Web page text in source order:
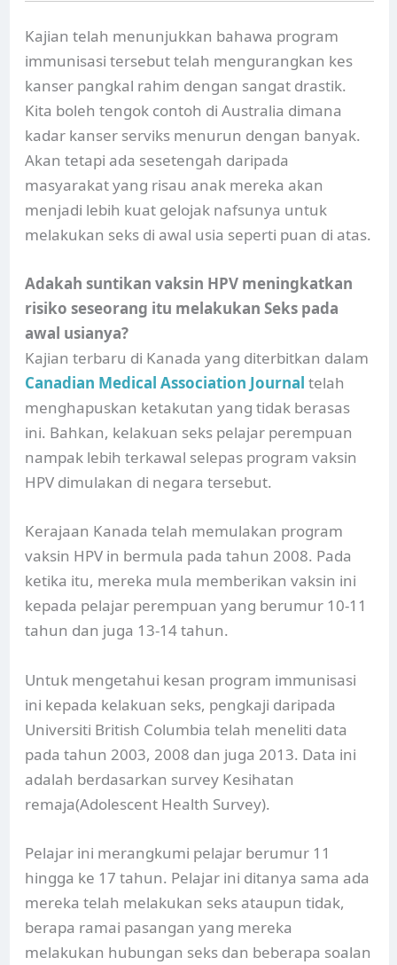
Kajian telah menunjukkan bahawa program
immunisasi tersebut telah mengurangkan kes
kanser pangkal rahim dengan sangat drastik.
Kita boleh tengok contoh di Australia dimana
kadar kanser serviks menurun dengan banyak.
Akan tetapi ada sesetengah daripada
masyarakat yang risau anak mereka akan
menjadi lebih kuat gelojak nafsunya untuk
melakukan seks di awal usia seperti puan di atas.
Adakah suntikan vaksin HPV meningkatkan
risiko seseorang itu melakukan Seks pada
awal usianya?
Kajian terbaru di Kanada yang diterbitkan dalam
Canadian Medical Association Journal telah
menghapuskan ketakutan yang tidak berasas
ini. Bahkan, kelakuan seks pelajar perempuan
nampak lebih terkawal selepas program vaksin
HPV dimulakan di negara tersebut.
Kerajaan Kanada telah memulakan program
vaksin HPV in bermula pada tahun 2008. Pada
ketika itu, mereka mula memberikan vaksin ini
kepada pelajar perempuan yang berumur 10-11
tahun dan juga 13-14 tahun.
Untuk mengetahui kesan program immunisasi
ini kepada kelakuan seks, pengkaji daripada
Universiti British Columbia telah meneliti data
pada tahun 2003, 2008 dan juga 2013. Data ini
adalah berdasarkan survey Kesihatan
remaja(Adolescent Health Survey).
Pelajar ini merangkumi pelajar berumur 11
hingga ke 17 tahun. Pelajar ini ditanya sama ada
mereka telah melakukan seks ataupun tidak,
berapa ramai pasangan yang mereka
melakukan hubungan seks dan beberapa soalan